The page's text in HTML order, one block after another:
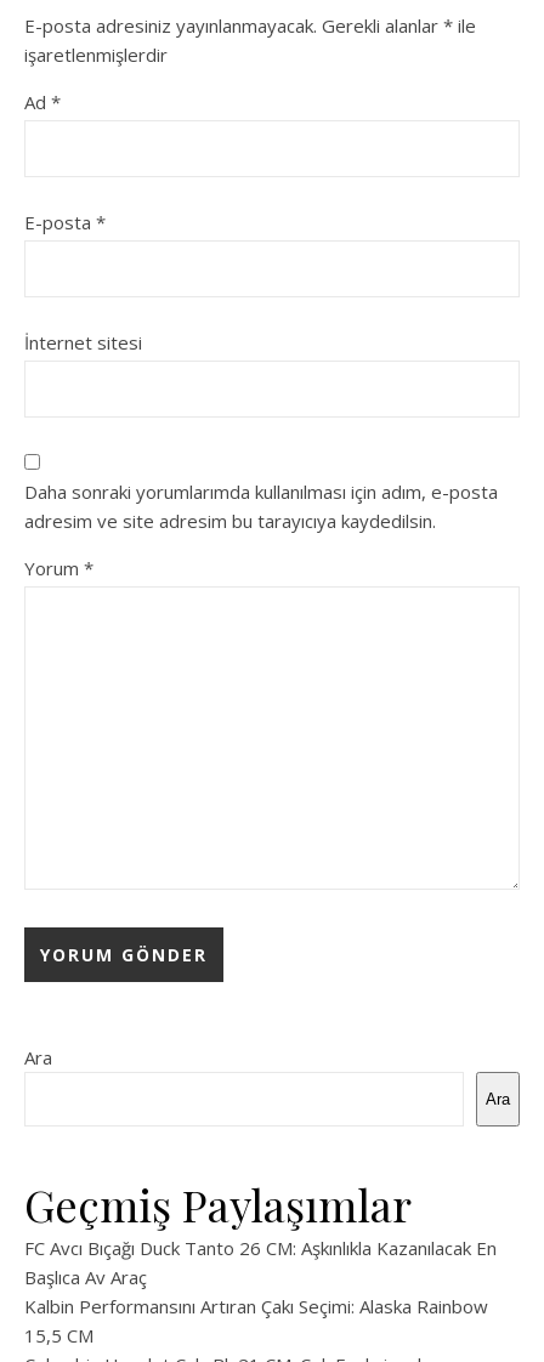
E-posta adresiniz yayınlanmayacak. Gerekli alanlar * ile
işaretlenmişlerdir
Ad *
E-posta *
İnternet sitesi
Daha sonraki yorumlarımda kullanılması için adım, e-posta
adresim ve site adresim bu tarayıcıya kaydedilsin.
Yorum *
Ara
Ara
Geçmiş Paylaşımlar
FC Avcı Bıçağı Duck Tanto 26 CM: Aşkınlıkla Kazanılacak En
Başlıca Av Araç
Kalbin Performansını Artıran Çakı Seçimi: Alaska Rainbow
15,5 CM